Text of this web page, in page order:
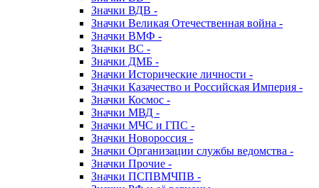
Значки ВДВ -
Значки Великая Отечественная война -
Значки ВМФ -
Значки ВС -
Значки ДМБ -
Значки Исторические личности -
Значки Казачество и Российская Империя -
Значки Космос -
Значки МВД -
Значки МЧС и ГПС -
Значки Новороссия -
Значки Организации службы ведомства -
Значки Прочие -
Значки ПСПВМЧПВ -